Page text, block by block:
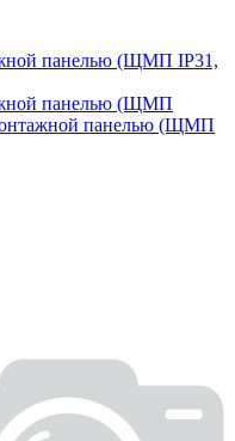
панелью (ЩМП IP31,
панелью (ЩМП
панелью (ЩМП